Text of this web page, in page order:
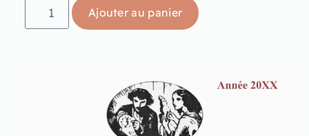
Ajouter au panier